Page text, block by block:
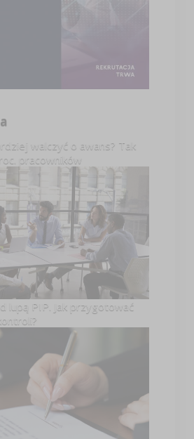
walczyć o awans? Tak
pracowników
lupą PIP. Jak przygotować